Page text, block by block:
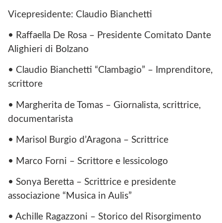
Vicepresidente: Claudio Bianchetti
• Raffaella De Rosa – Presidente Comitato Dante
Alighieri di Bolzano
• Claudio Bianchetti “Clambagio” – Imprenditore,
scrittore
• Margherita de Tomas – Giornalista, scrittrice,
documentarista
• Marisol Burgio d’Aragona – Scrittrice
• Marco Forni – Scrittore e lessicologo
• Sonya Beretta – Scrittrice e presidente
associazione “Musica in Aulis”
• Achille Ragazzoni – Storico del Risorgimento